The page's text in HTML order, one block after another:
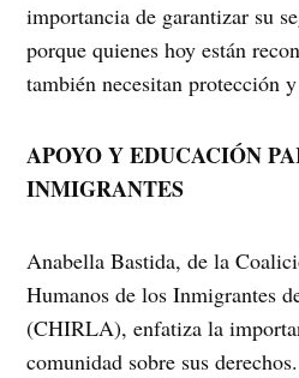
importancia de garantizar su
porque quienes hoy están
también necesitan protección
APOYO Y EDUCACIÓN
INMIGRANTES
Anabella Bastida, de la
Humanos de los Inmigrantes
(CHIRLA), enfatiza la
comunidad sobre sus